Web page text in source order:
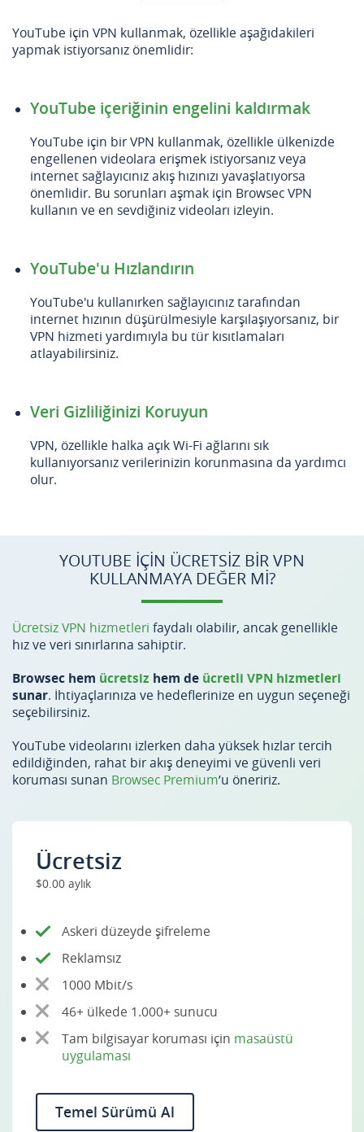
YouTube için VPN kullanmak, özellikle aşağıdakileri
yapmak istiyorsanız önemlidir:
YouTube içeriğinin engelini kaldırmak
YouTube için bir VPN kullanmak, özellikle ülkenizde
engellenen videolara erişmek istiyorsanız veya
internet sağlayıcınız akış hızınızı yavaşlatıyorsa
önemlidir. Bu sorunları aşmak için Browsec VPN
kullanın ve en sevdiğiniz videoları izleyin.
YouTube'u Hızlandırın
YouTube'u kullanırken sağlayıcınız tarafından
internet hızının düşürülmesiyle karşılaşıyorsanız, bir
VPN hizmeti yardımıyla bu tür kısıtlamaları
atlayabilirsiniz.
Veri Gizliliğinizi Koruyun
VPN, özellikle halka açık Wi-Fi ağlarını sık
kullanıyorsanız verilerinizin korunmasına da yardımcı
olur.
YOUTUBE IÇIN ÜCRETSIZ BIR VPN
KULLANMAYA DEĞER MI?
Ücretsiz VPN hizmetleri faydalı olabilir, ancak genellikle
hız ve veri sınırlarına sahiptir.
Browsec hem ücretsiz hem de ücretli VPN hizmetleri
sunar. İhtiyaçlarınıza ve hedeflerinize en uygun seçeneği
seçebilirsiniz.
YouTube videolarını izlerken daha yüksek hızlar tercih
edildiğinden, rahat bir akış deneyimi ve güvenli veri
koruması sunan Browsec Premium’u öneririz.
Ücretsiz
$0.00 aylık
Askeri düzeyde şifreleme
Reklamsız
1000 Mbit/s
46+ ülkede 1.000+ sunucu
Tam bilgisayar koruması için masaüstü
uygulaması
Temel Sürümü Al